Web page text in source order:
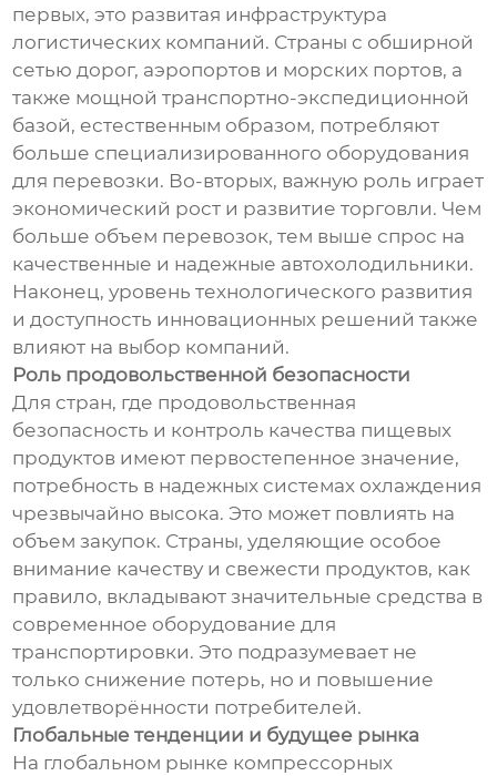
первых, это развитая инфраструктура
логистических компаний. Страны с обширной
сетью дорог, аэропортов и морских портов, а
также мощной транспортно-экспедиционной
базой, естественным образом, потребляют
больше специализированного оборудования
для перевозки. Во-вторых, важную роль играет
экономический рост и развитие торговли. Чем
больше объем перевозок, тем выше спрос на
качественные и надежные автохолодильники.
Наконец, уровень технологического развития
и доступность инновационных решений также
влияют на выбор компаний.
Роль продовольственной безопасности
Для стран, где продовольственная
безопасность и контроль качества пищевых
продуктов имеют первостепенное значение,
потребность в надежных системах охлаждения
чрезвычайно высока. Это может повлиять на
объем закупок. Страны, уделяющие особое
внимание качеству и свежести продуктов, как
правило, вкладывают значительные средства в
современное оборудование для
транспортировки. Это подразумевает не
только снижение потерь, но и повышение
удовлетворённости потребителей.
Глобальные тенденции и будущее рынка
На глобальном рынке компрессорных